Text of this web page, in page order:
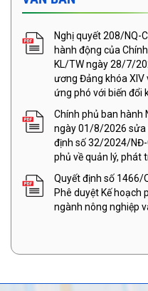
Nghị quyết 208/NQ-
hành động của
KL/TW ngày 28/7/
ương Đảng khóa XIV
ứng phó với biến đổi
Chính phủ ban hành
ngày 01/8/2026 sửa
định số 32/2024/
phủ về quản lý, phát
Quyết định số 1466/
Phê duyệt Kế hoạch
ngành nông nghiệp